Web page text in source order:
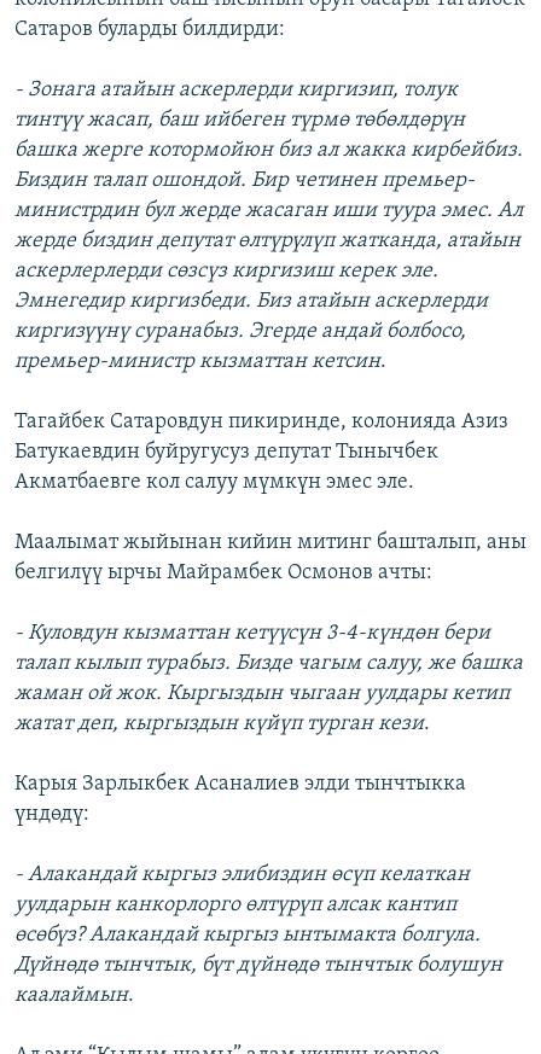
Сатаров буларды билдирди:
- Зонага атайын аскерлерди киргизип, толук
тинтүү жасап, баш ийбеген түрмө төбөлдөрүн
башка жерге котормойюн биз ал жакка кирбейбиз.
Биздин талап ошондой. Бир четинен премьер-
министрдин бул жерде жасаган иши туура эмес. Ал
жерде биздин депутат өлтүрүлүп жатканда, атайын
аскерлерлерди сөзсүз киргизиш керек эле.
Эмнегедир киргизбеди. Биз атайын аскерлерди
киргизүүнү суранабыз. Эгерде андай болбосо,
премьер-министр кызматтан кетсин.
Тагайбек Сатаровдун пикиринде, колонияда Азиз
Батукаевдин буйругусуз депутат Тынычбек
Акматбаевге кол салуу мүмкүн эмес эле.
Маалымат жыйынан кийин митинг башталып, аны
белгилүү ырчы Майрамбек Осмонов ачты:
- Куловдун кызматтан кетүүсүн 3-4-күндөн бери
талап кылып турабыз. Бизде чагым салуу, же башка
жаман ой жок. Кыргыздын чыгаан уулдары кетип
жатат деп, кыргыздын күйүп турган кези.
Карыя Зарлыкбек Асаналиев элди тынчтыкка
үндөдү:
- Алакандай кыргыз элибиздин өсүп келаткан
уулдарын канкорлорго өлтүрүп алсак кантип
өсөбүз? Алакандай кыргыз ынтымакта болгула.
Дүйнөдө тынчтык, бүт дүйнөдө тынчтык болушун
каалаймын.